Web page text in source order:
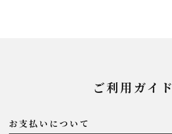
ご利用ガイド
お支払いについて